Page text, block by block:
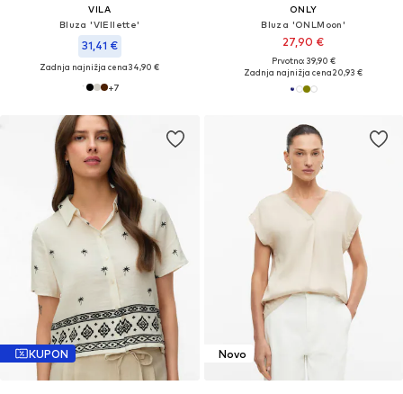
VILA
Bluza 'VIEllette'
31,41 €
Zadnja najnižja cena34,90 €
+7
ONLY
Bluza 'ONLMoon'
27,90 €
Prvotno: 39,90 €
Zadnja najnižja cena20,93 €
KUPON Novo